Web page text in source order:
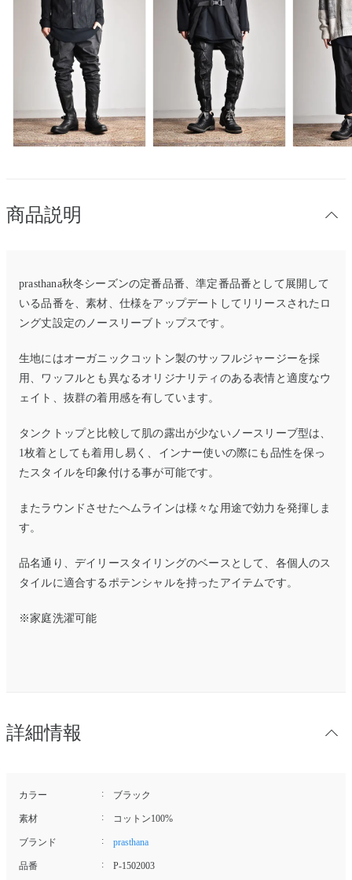
商品説明
prasthana秋冬シーズンの定番品番、準定番品番として展開して
いる品番を、素材、仕様をアップデートしてリリースされた ロ
ング丈設定のノースリーブトップスです。
生地にはオーガニックコットン製のサッフルジャージーを採
用、ワッフルとも異なるオリジナリティのある表情と適度なウ
ェイト、抜群の着用感を有しています。
タンクトップと比較して肌の露出が少ないノースリーブ型は、
1枚着としても着用し易く、インナー使いの際にも品性を保っ
たスタイルを印象付ける事が可能です。
またラウンドさせたヘムラインは様々な用途で効力を発揮しま
す。
品名通り、デイリースタイリングのベースとして、各個人のス
タイルに適合するポテンシャルを持ったアイテムです。
※家庭洗濯可能
詳細情報
カラー ブラック
素材 コットン100%
ブランド prasthana
品番 P-1502003